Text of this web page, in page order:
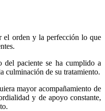
el orden y la perfección lo que
del paciente se ha cumplido a
culminación de su tratamiento.
mayor acompañamiento de
y de apoyo constante,